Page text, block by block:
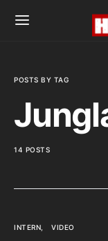
POSTS BY TAG
14 POSTS
INTERN VIDEO